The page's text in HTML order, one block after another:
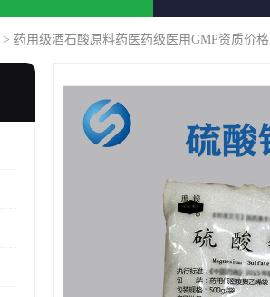
> 药用级酒石酸原料药医药级医用GMP资质价格